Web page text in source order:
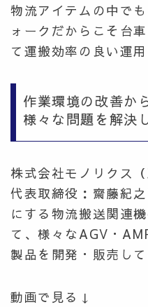
物流アイテムの中で
ォークだからこそ台
て運搬効率の良い運
作業環境の改善か
様々な問題を解決
株式会社モノリクス
代表取締役：齋藤紀
にする 物流搬送関連
て、様々なAGV・
製品を開発・販売し
動画で見る↓